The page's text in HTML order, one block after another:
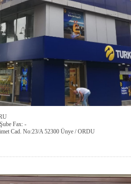
Fax: -
Cad. No:23/A 52300 Ünye / ORDU